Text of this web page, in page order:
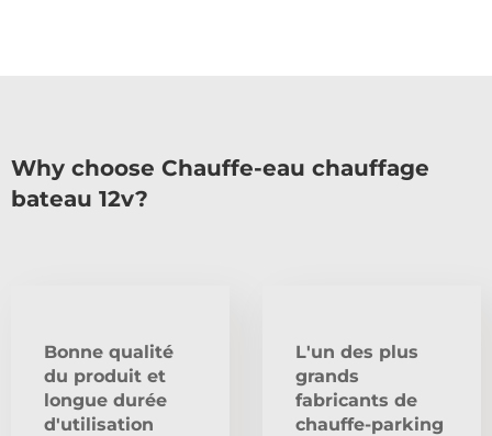
Why choose Chauffe-eau chauffage
bateau 12v?
Bonne qualité
du produit et
longue durée
d'utilisation
L'un des plus
grands
fabricants de
chauffe-parking